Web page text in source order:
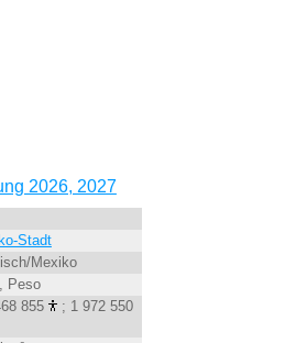
2026, 2027
Stadt
Mexiko
Peso
855
; 1 972 550